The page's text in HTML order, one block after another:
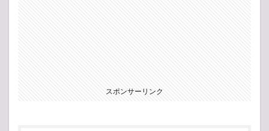
スポンサーリンク